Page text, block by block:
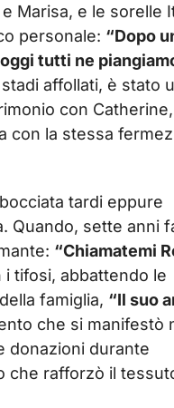
Marisa, e le sorelle
personale: “Dopo
tutti ne
affollati, è stato
con
con la stessa
tardi eppure
Quando, sette anni
“Chiamatemi
tifosi, abbattendo le
famiglia, “Il suo
che si manifestò
donazioni durante
che rafforzò il